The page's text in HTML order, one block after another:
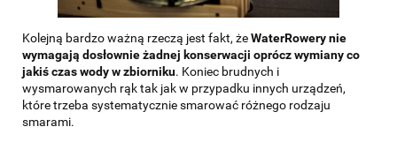
Kolejną bardzo ważną rzeczą jest fakt, żeWaterRowery nie
wymagają dosłownie żadnej konserwacji oprócz wymiany co
jakiś czas wody w zbiorniku. Koniec brudnych i
wysmarowanych rąk tak jak w przypadku innych urządzeń,
które trzeba systematycznie smarować różnego rodzaju
smarami.